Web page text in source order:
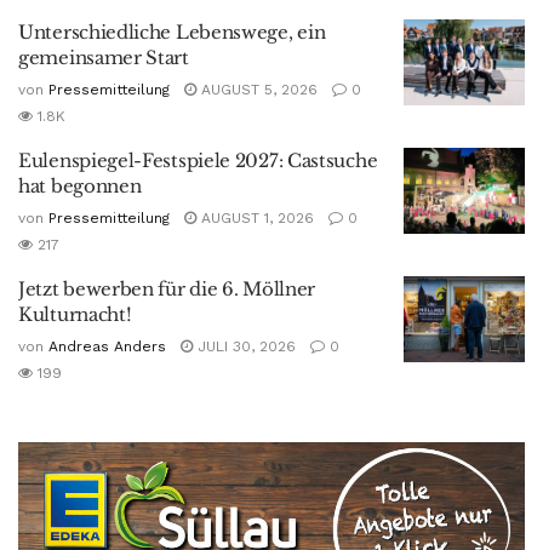
Unterschiedliche Lebenswege, ein
gemeinsamer Start
von Pressemitteilung AUGUST 5, 2026
0
1.8K
Eulenspiegel-Festspiele 2027: Castsuche
hat begonnen
von Pressemitteilung AUGUST 1, 2026
0
217
Jetzt bewerben für die 6. Möllner
Kulturnacht!
von Andreas Anders JULI 30, 2026
0
199